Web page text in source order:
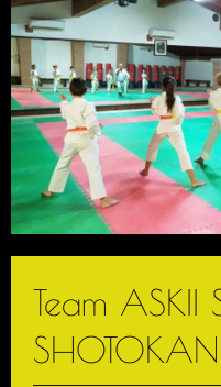
Team ASKII
SHOTOKAN